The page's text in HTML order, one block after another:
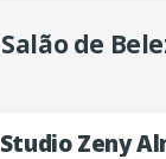
Salão de
Studio Zeny